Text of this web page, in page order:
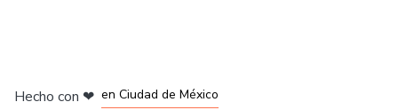
Hecho con ❤ en Ciudad de México